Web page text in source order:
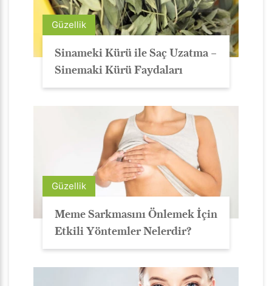
Güzellik
Sinameki Kürü ile Saç Uzatma –
Sinemaki Kürü Faydaları
Güzellik
Meme Sarkmasını Önlemek İçin
Etkili Yöntemler Nelerdir?